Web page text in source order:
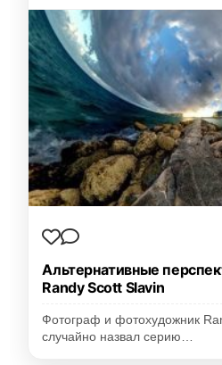
Альтернативные
Randy Scott Slavin
Фотограф и фотохудожник
случайно назвал серию…